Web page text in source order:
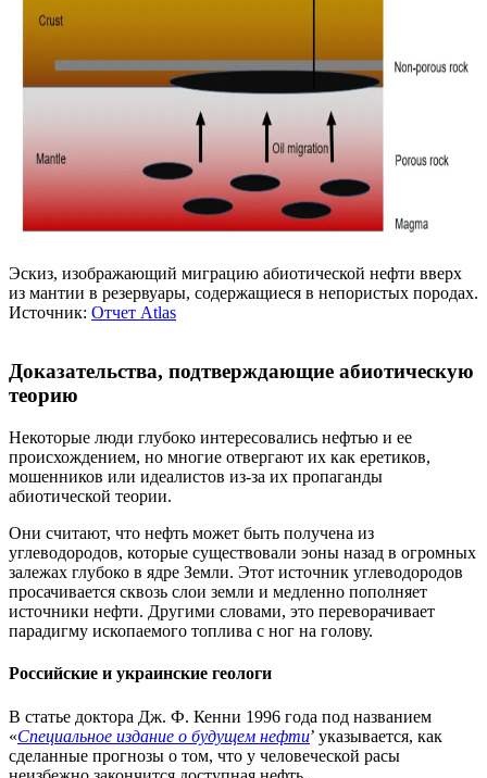
Эскиз, изображающий миграцию абиотической нефти вверх
из мантии в резервуары, содержащиеся в непористых породах.
Источник: Отчет Atlas
Доказательства, подтверждающие абиотическую
теорию
Некоторые люди глубоко интересовались нефтью и ее
происхождением, но многие отвергают их как еретиков,
мошенников или идеалистов из-за их пропаганды
абиотической теории.
Они считают, что нефть может быть получена из
углеводородов, которые существовали эоны назад в огромных
залежах глубоко в ядре Земли. Этот источник углеводородов
просачивается сквозь слои земли и медленно пополняет
источники нефти. Другими словами, это переворачивает
парадигму ископаемого топлива с ног на голову.
Российские и украинские геологи
В статье доктора Дж. Ф. Кенни 1996 года под названием
«Специальное издание о будущем нефти’ указывается, как
сделанные прогнозы о том, что у человеческой расы